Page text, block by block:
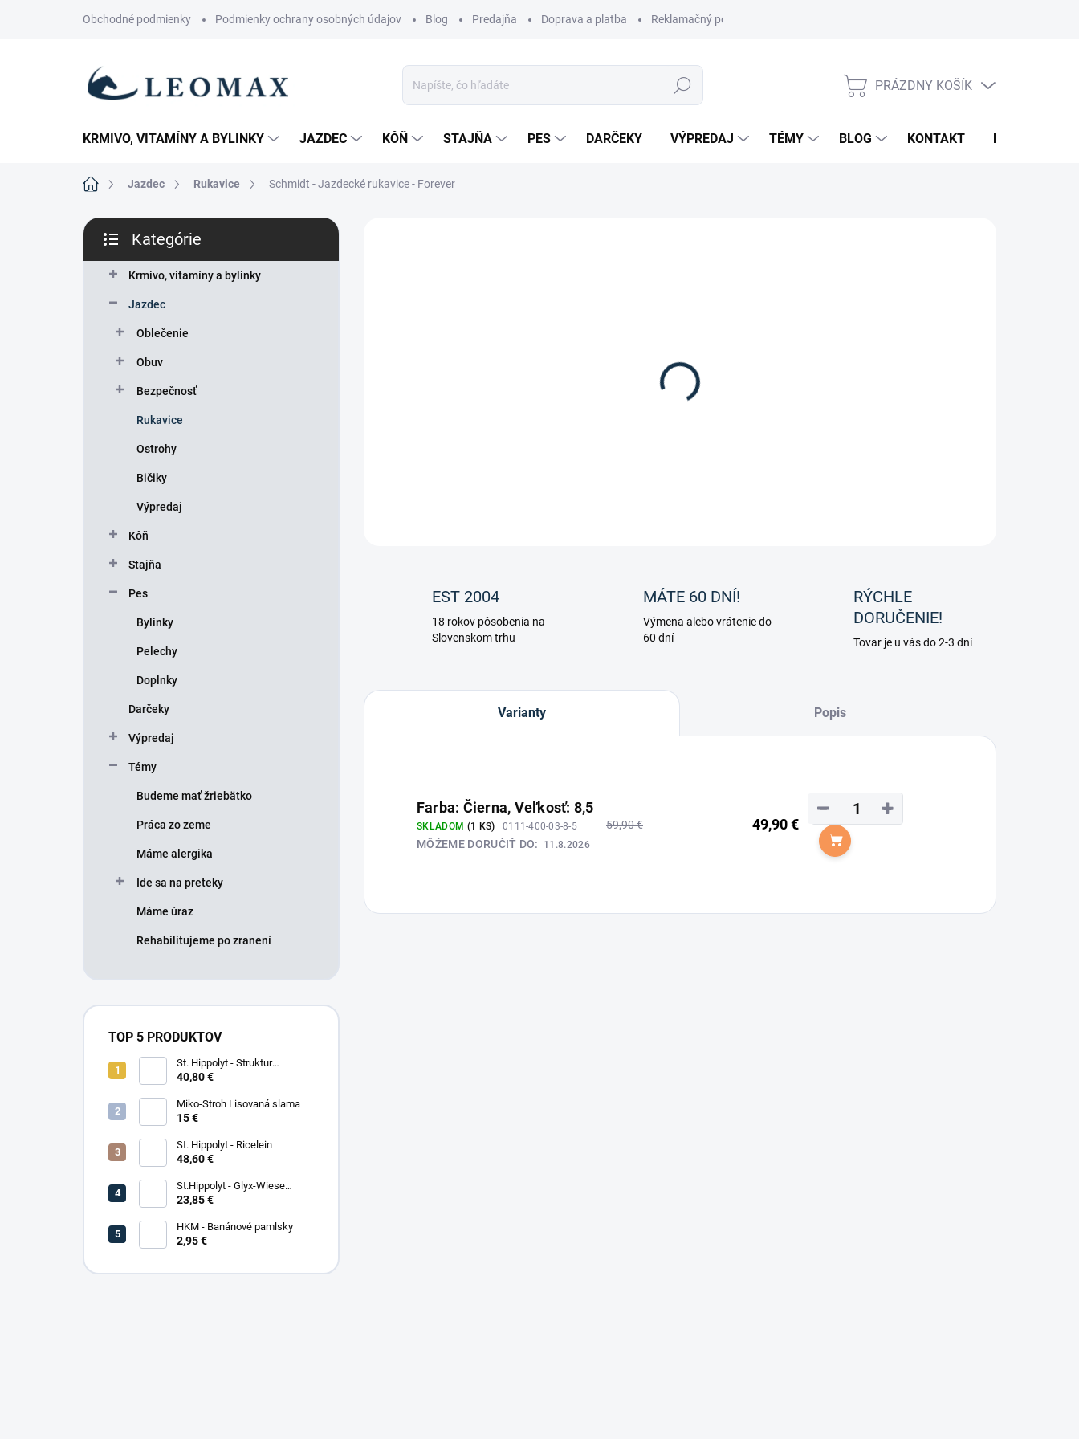
Obchodné podmienky Podmienky ochrany osobných údajov Blog Predajňa Doprava a platba Reklamačný poriadok
Hľadať
NÁKUPNÝ
PRÁZDNY KOŠÍK
KRMIVO, VITAMÍNY A BYLINKY JAZDEC KÔŇ STAJŇA PES DARČEKY VÝPREDAJ TÉMY BLOG KONTAKT NOVINKY
DomovJazdec Rukavice Schmidt - Jazdecké rukavice - Forever
B
č
kategórie
Kategórie
Krmivo, vitamíny a bylinky
Jazdec
Oblečenie
Obuv
Bezpečnosť
Rukavice
Ostrohy
Bičiky
Výpredaj
Kôň
Stajňa
Pes
Bylinky
Pelechy
Doplnky
Darčeky
Výpredaj
Témy
Budeme mať žriebätko
Práca zo zeme
Máme alergika
Ide sa na preteky
Máme úraz
Rehabilitujeme po zranení
TOP 5 PRODUKTOV
St. Hippolyt - Struktur
Energetikum
40,80 €
Miko-Stroh Lisovaná slama
15 €
St. Hippolyt - Ricelein
48,60 €
St.Hippolyt - Glyx-Wiese
Seniorfaser
23,85 €
HKM - Banánové pamlsky
2,95 €
Jazdecké rukavice Forever od značky Schmidt
EST 2004
18 rokov pôsobenia na
Slovenskom trhu
MÁTE 60 DNÍ!
Výmena alebo vrátenie do
60 dní
RÝCHLE
DORUČENIE!
Tovar je u vás do 2-3 dní
Varianty Popis
Farba: Čierna, Veľkosť: 8,5
SKLADOM (1 KS) | 0111-400-03-8-5
MÔŽEME DORUČIŤ DO: 11.8.2026
59,90 € 49,90 €
+
−
Do košíka